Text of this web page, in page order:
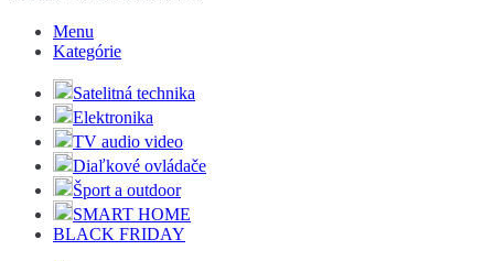
Menu
Kategórie
Satelitná technika
Elektronika
TV audio video
Diaľkové ovládače
Šport a outdoor
SMART HOME
BLACK FRIDAY